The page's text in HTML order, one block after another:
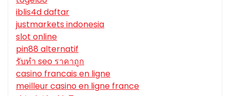
iblis4d daftar
justmarkets indonesia
slot online
pin88 alternatif
รับทํา seo ราคาถูก
casino francais en ligne
meilleur casino en ligne france